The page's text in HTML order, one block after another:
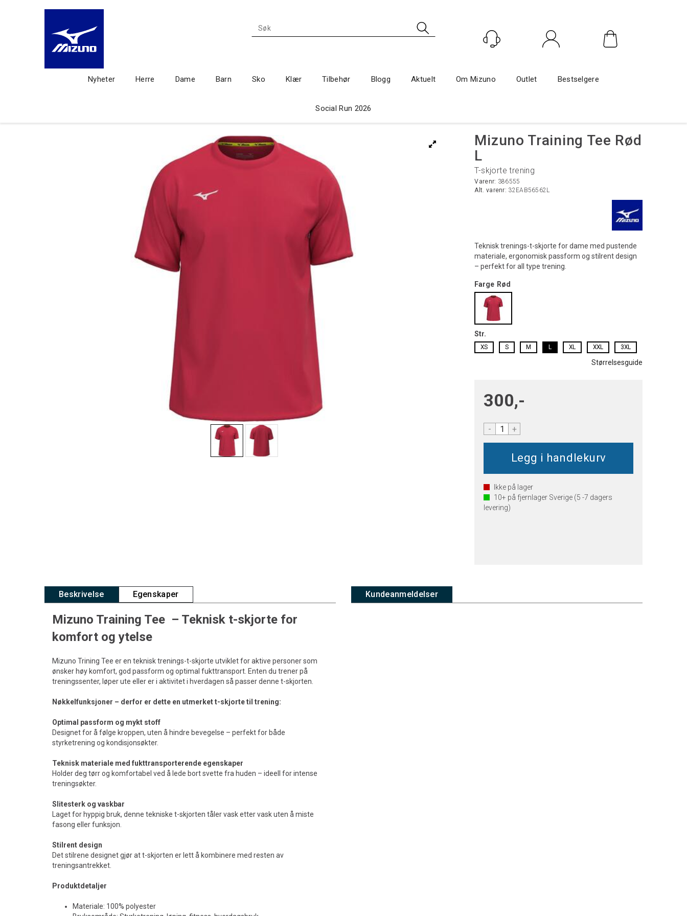
Nyheter Herre Dame Barn Sko Klær Tilbehør Blogg Aktuelt Om Mizuno Outlet Bestselgere
Social Run 2026
Mizuno Training Tee Rød
L
T-skjorte trening
Varenr: 386555
Alt. varenr: 32EAB56562L
Teknisk trenings-t-skjorte for dame med pustende
materiale, ergonomisk passform og stilrent design
– perfekt for all type trening.
Farge Rød
Str.
XS S M L XL XXL 3XL
Størrelsesguide
300,-
- +
Ikke på lager
10+ på fjernlager Sverige (5 -7 dagers
levering)
Beskrivelse Egenskaper
Mizuno Training Tee – Teknisk t-skjorte for
komfort og ytelse
Mizuno Trining Tee er en teknisk trenings-t-skjorte utviklet for aktive personer som
ønsker høy komfort, god passform og optimal fukttransport. Enten du trener på
treningssenter, løper ute eller er i aktivitet i hverdagen så passer denne t-skjorten.
Nøkkelfunksjoner – derfor er dette en utmerket t-skjorte til trening:
Optimal passform og mykt stoff
Designet for å følge kroppen, uten å hindre bevegelse – perfekt for både
styrketrening og kondisjonsøkter.
Teknisk materiale med fukttransporterende egenskaper
Holder deg tørr og komfortabel ved å lede bort svette fra huden – ideell for intense
treningsøkter.
Slitesterk og vaskbar
Laget for hyppig bruk, denne tekniske t-skjorten tåler vask etter vask uten å miste
fasong eller funksjon.
Stilrent design
Det stilrene designet gjør at t-skjorten er lett å kombinere med resten av
treningsantrekket.
Produktdetaljer
Materiale: 100% polyester
Kundeanmeldelser